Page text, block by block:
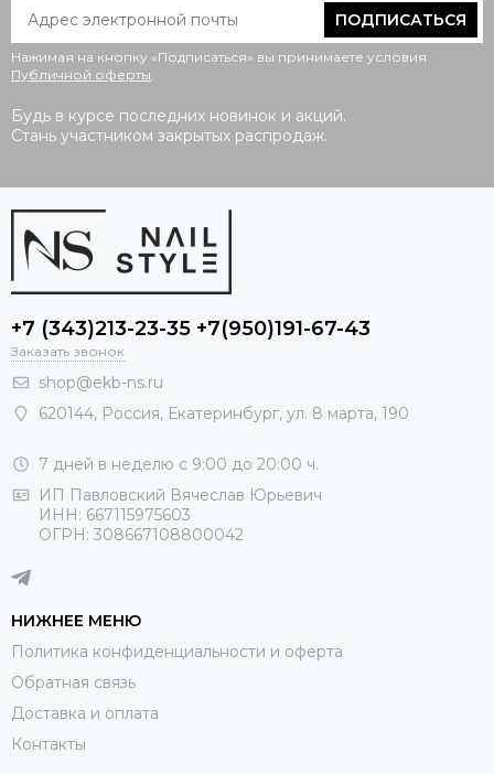
ПОДПИСАТЬСЯ
Нажимая на кнопку «Подписаться» вы принимаете условия
Публичной оферты.
Будь в курсе последних новинок и акций.
Стань участником закрытых распродаж.
+7 (343)213-23-35 +7(950)191-67-43
Заказать звонок
shop@ekb-ns.ru
620144, Россия, Екатеринбург, ул. 8 марта, 190
7 дней в неделю с 9:00 до 20:00 ч.
ИП Павловский Вячеслав Юрьевич
ИНН: 667115975603
ОГРН: 308667108800042
НИЖНЕЕ МЕНЮ
Политика конфиденциальности и оферта
Обратная связь
Доставка и оплата
Контакты